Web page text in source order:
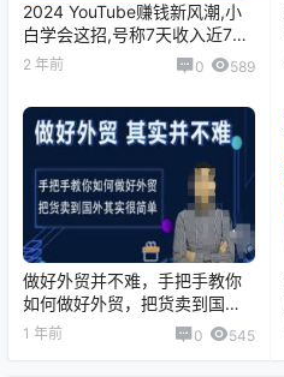
2024 YouTube赚钱新风潮,小
白学会这招,号称7天收入近700
美金
2 年前 0 589
做好外贸并不难，手把手教你
如何做好外贸，把货卖到国外
其实很简单
1 年前 0 545